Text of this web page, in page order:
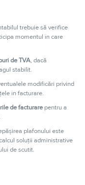
trebuie să verifice
momentul în care
de TVA, dacă
stabilit.
modificări privind
în facturare.
de facturarepentru a
plafonului este
soluții administrative
de scutit.